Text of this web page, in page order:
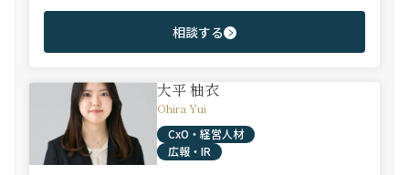
相談する
大平 柚衣
Ohira Yui
CxO・経営人材
広報・IR